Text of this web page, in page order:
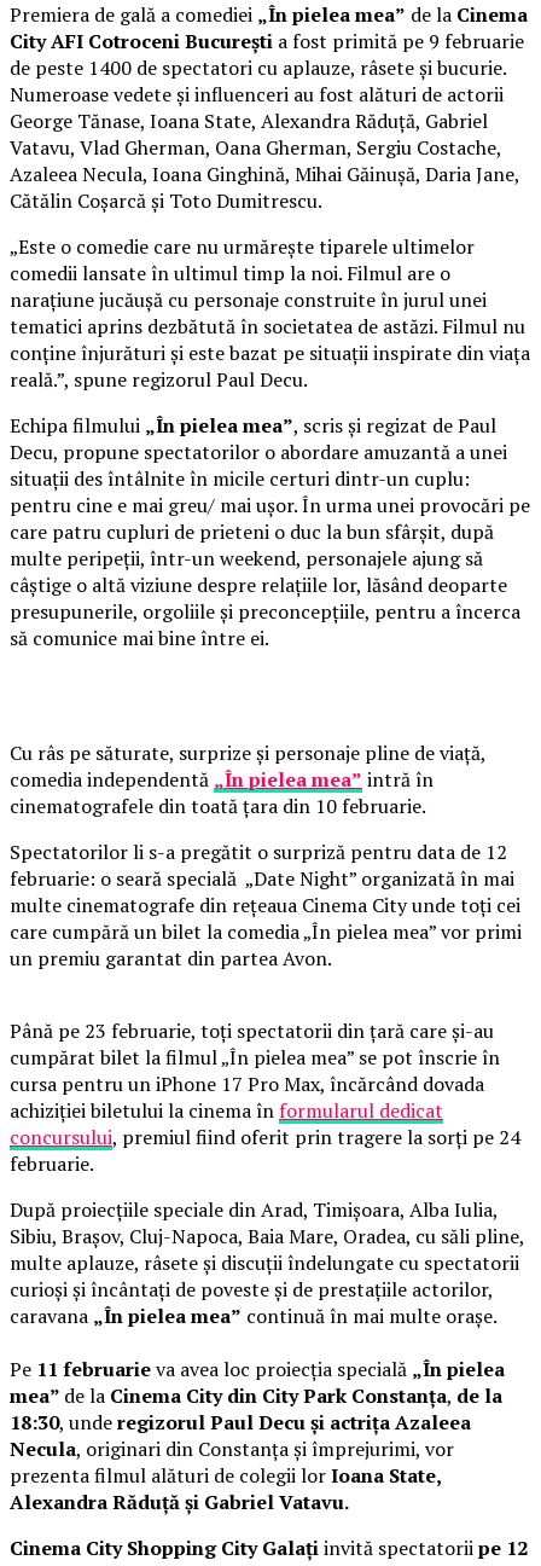
Premiera de gală a comediei „În pielea mea” de la Cinema
City AFI Cotroceni București a fost primită pe 9 februarie
de peste 1400 de spectatori cu aplauze, râsete și bucurie.
Numeroase vedete și influenceri au fost alături de actorii
George Tănase, Ioana State, Alexandra Răduță, Gabriel
Vatavu, Vlad Gherman, Oana Gherman, Sergiu Costache,
Azaleea Necula, Ioana Ginghină, Mihai Găinușă, Daria Jane,
Cătălin Coșarcă și Toto Dumitrescu.
„Este o comedie care nu urmărește tiparele ultimelor
comedii lansate în ultimul timp la noi. Filmul are o
narațiune jucăușă cu personaje construite în jurul unei
tematici aprins dezbătută în societatea de astăzi. Filmul nu
conține înjurături și este bazat pe situații inspirate din viața
reală.”, spune regizorul Paul Decu.
Echipa filmului „În pielea mea”, scris și regizat de Paul
Decu, propune spectatorilor o abordare amuzantă a unei
situații des întâlnite în micile certuri dintr-un cuplu:
pentru cine e mai greu/ mai ușor. În urma unei provocări pe
care patru cupluri de prieteni o duc la bun sfârșit, după
multe peripeții, într-un weekend, personajele ajung să
câștige o altă viziune despre relațiile lor, lăsând deoparte
presupunerile, orgoliile și preconcepțiile, pentru a încerca
să comunice mai bine între ei.
Cu râs pe săturate, surprize și personaje pline de viață,
comedia independentă „În pielea mea” intră în
cinematografele din toată țara din 10 februarie.
Spectatorilor li s-a pregătit o surpriză pentru data de 12
februarie: o seară specială „Date Night” organizată în mai
multe cinematografe din rețeaua Cinema City unde toți cei
care cumpără un bilet la comedia „În pielea mea” vor primi
un premiu garantat din partea Avon.
Până pe 23 februarie, toți spectatorii din țară care și-au
cumpărat bilet la filmul „În pielea mea” se pot înscrie în
cursa pentru un iPhone 17 Pro Max, încărcând dovada
achiziției biletului la cinema înformularul dedicat
concursului, premiul fiind oferit prin tragere la sorți pe 24
februarie.
După proiecțiile speciale din Arad, Timișoara, Alba Iulia,
Sibiu, Brașov, Cluj-Napoca, Baia Mare, Oradea, cu săli pline,
multe aplauze, râsete și discuții îndelungate cu spectatorii
curioși și încântați de poveste și de prestațiile actorilor,
caravana „În pielea mea” continuă în mai multe orașe.
Pe 11 februarieva avea loc proiecția specială „În pielea
mea” de la Cinema City din City Park Constanța, de la
18:30, underegizorul Paul Decu și actrița Azaleea
Necula, originari din Constanța și împrejurimi, vor
prezenta filmul alături de colegii lorIoana State,
Alexandra Răduță și Gabriel Vatavu.
Cinema City Shopping City Galațiinvită spectatoriipe 12